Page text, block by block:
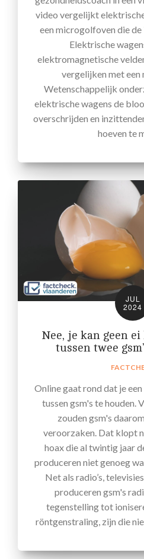
video vergelijkt
een microgolfoven die
Elektrische
elektromagnetische
vergelijken met
Wetenschappelijk
elektrische wagens de
overschrijden en
hoeven te
JUL
2024
Nee, je kan geen
tussen twee
Online gaat rond dat je
tussen gsm's te houden.
zouden gsm's
veroorzaken. Dat klopt
hoax die al twintig jaar
produceren niet genoeg
Net als radio’s,
produceren gsm's
tegenstelling tot
röntgenstraling, zijn die